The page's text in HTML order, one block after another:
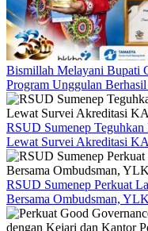
Bismillah Melayani Bupati
Program Unggulan
RSUD Sumenep
Lewat Survei Akreditasi
RSUD Sumenep Perkuat
Bersama Ombudsman,